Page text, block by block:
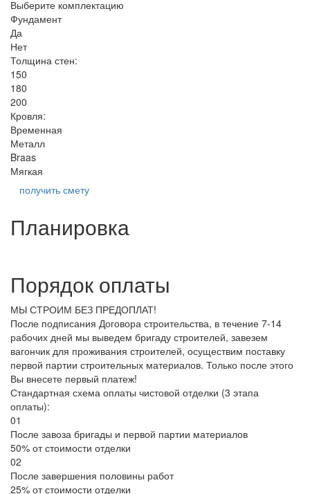
Выберите комплектацию
Фундамент
Да
Нет
Толщина стен:
150
180
200
Кровля:
Временная
Металл
Braas
Мягкая
получить смету
Планировка
Порядок оплаты
МЫ СТРОИМ БЕЗ ПРЕДОПЛАТ!
После подписания Договора строительства, в течение 7-14
рабочих дней мы выведем бригаду строителей, завезем
вагончик для проживания строителей, осуществим поставку
первой партии строительных материалов. Только после этого
Вы внесете первый платеж!
Стандартная схема оплаты чистовой отделки (3 этапа
оплаты):
01
После завоза бригады и первой партии материалов
50% от стоимости отделки
02
После завершения половины работ
25% от стоимости отделки